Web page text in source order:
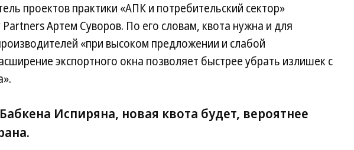
проектов практики «АПК и потребительский сектор»
Артем Суворов. По его словам, квота нужна и для
«при высоком предложении и слабой
экспортного окна позволяет быстрее убрать излишек с
Испиряна, новая квота будет, вероятнее